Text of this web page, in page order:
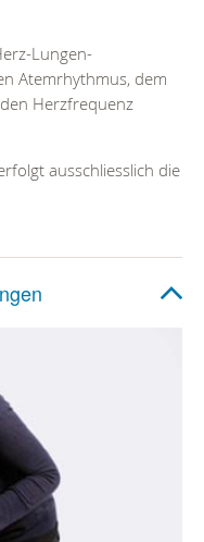
Lungen-
Atemrhythmus, dem
Herzfrequenz
ausschliesslich die